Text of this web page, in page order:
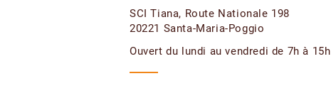
SCI Tiana, Route Nationale 198
20221 Santa-Maria-Poggio
Ouvert du lundi au vendredi de 7h à 15h